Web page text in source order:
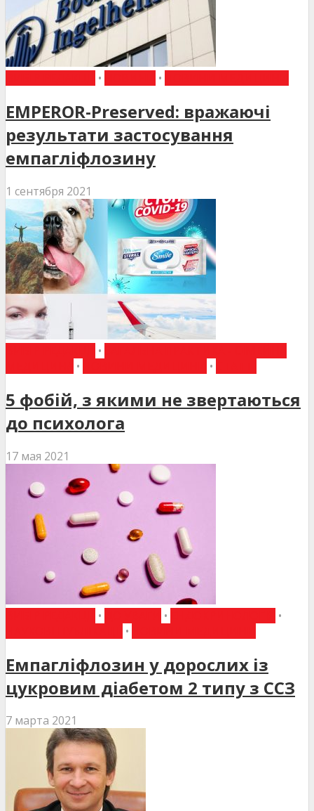
• •
EMPEROR-Preserved: вражаючі
результати застосування
емпагліфлозину
1 сентября 2021
•
• •
5 фобій, з якими не звертаються
до психолога
17 мая 2021
• •
•
•
Емпагліфлозин у дорослих із
цукровим діабетом 2 типу з ССЗ
7 марта 2021